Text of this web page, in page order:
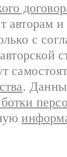
авторам
с
.